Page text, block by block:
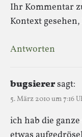
Ihr Kommentar
Kontext
Antworten
bugsierersagt:
5. März 2010 um 7:16
ich hab die